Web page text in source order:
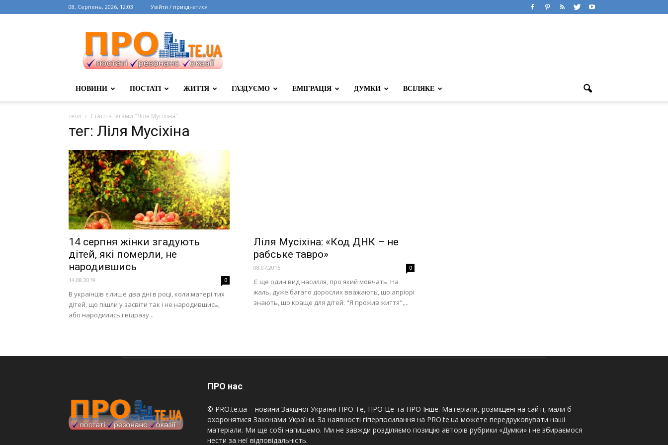
08, Серпень, 2026, 12:03 Увійти / приєднатися
НОВИНИ ПОСТАТІ ЖИТТЯ ГАЗДУЄМО ЕМІГРАЦІЯ ДУМКИ ВСІЛЯКЕ
теги Статті з тегами "Ліля Мусіхіна"
тег: Ліля Мусіхіна
14 серпня жінки згадують
дітей, які померли, не
народившись
14.08.2019 0
В українців є лише два дні в році, коли матері тих
дітей, що пішли у засвіти так і не народившись,
або народились і відразу...
Ліля Мусіхіна: «Код ДНК – не
рабське тавро»
08.07.2016 0
Є ще один вид насилля, про який мовчать. На
жаль, дуже багато дорослих вважають, що апріорі
знають, що краще для дітей. "Я прожив життя",...
ПРО нас
© PRO.te.ua – новини Західної України ПРО Те, ПРО Це та ПРО Інше. Матеріали, розміщені на сайті, мали б
охоронятися Законами України. За наявності гіперпосилання на PRO.te.ua можете передруковувати наші
матеріали. Ми ще собі напишемо. Ми не завжди розділяємо позицію авторів рубрики «Думки» і не збираємося
нести за неї відповідальність.